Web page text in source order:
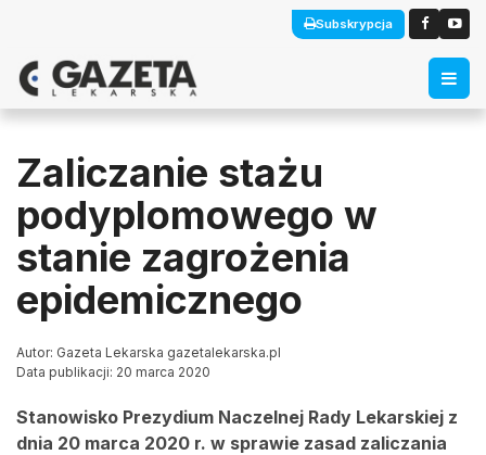
Subskrypcja
Zaliczanie stażu
podyplomowego w
stanie zagrożenia
epidemicznego
Autor: Gazeta Lekarska gazetalekarska.pl
Data publikacji: 20 marca 2020
Stanowisko Prezydium Naczelnej Rady Lekarskiej z
dnia 20 marca 2020 r. w sprawie zasad zaliczania